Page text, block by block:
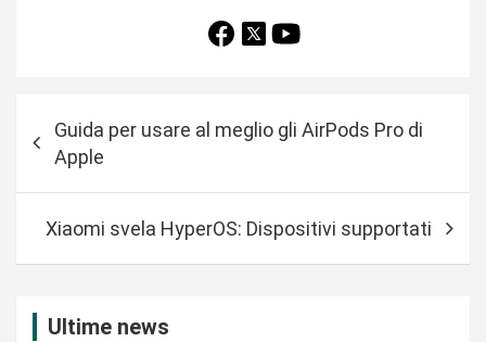
Guida per usare al meglio gli AirPods Pro di
Apple
Xiaomi svela HyperOS: Dispositivi supportati
Ultime news